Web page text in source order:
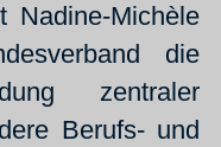
Nadine-Michèle
die
zentraler
Berufs- und